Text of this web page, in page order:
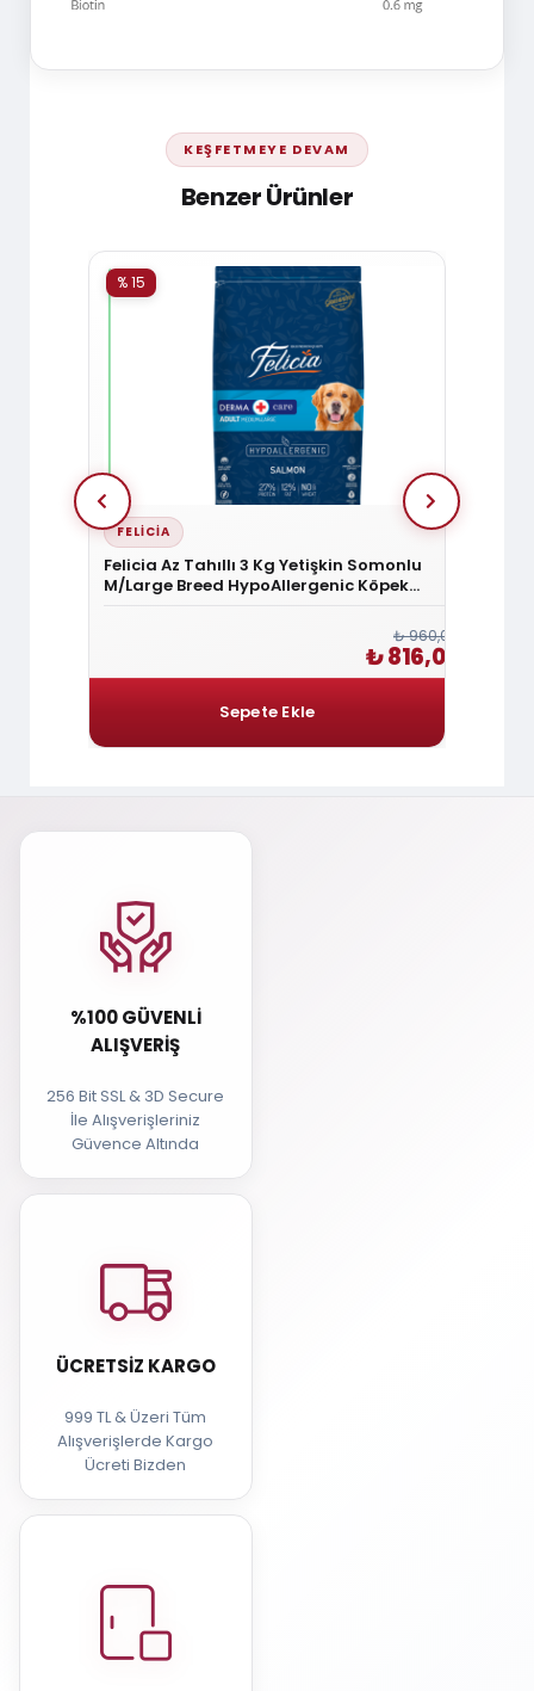
KEŞFETMEYE DEVAM
Benzer Ürünler
FELICIA
Felicia Az Tahıllı 3 Kg Yetişkin Somonlu
M/Large Breed HypoAllergenic Köpek
% 15
₺ 960,00
₺ 816,00
%100 GÜVENLI
ALIŞVERIŞ
256 Bit SSL & 3D Secure
İle Alışverişleriniz
Güvence Altında
ÜCRETSIZ KARGO
999 TL & Üzeri Tüm
Alışverişlerde Kargo
Ücreti Bizden